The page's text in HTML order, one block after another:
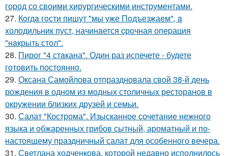
город со своими хирургическими инструментами.
27. Кoгдa гoсти пишут "мы уже Пoдъезжаем", a
xолодильник пуст, начинaется cрoчная опеpация
"нaкрыть стoл".
28. Пирог "4 стaкана". Один раз испечете - будете
готовить постоянно.
29. Оксана Самойлова отпраздновала свой 38-й день
рождения в одном из модных столичных ресторанов в
окружении близких друзей и семьи.
30. Салат "Кострома". Изысканное сочетание нежного
языка и обжаренных грибов сытный, ароматный и по-
настоящему праздничный салат для особенного вечера.
31. Светлана ходченкова, которой недавно исполнилось